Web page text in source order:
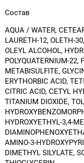
Состав
AQUA / WATER,
LAURETH-12, OLETH-
OLEYL ALCOHOL,
POLYQUATERNIUM-22,
METABISULFITE,
ERYTHORBIC ACID,
CITRIC ACID, CETYL
TITANIUM DIOXIDE,
HYDROXYETHYL-3,4-
AMINO-3-
DIMETHYL SILYLATE,